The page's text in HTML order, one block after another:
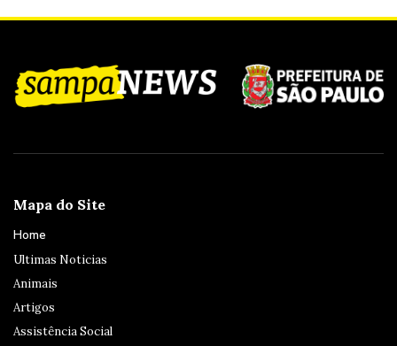
Mapa do Site
Home
Ultimas Noticias
Animais
Artigos
Assistência Social